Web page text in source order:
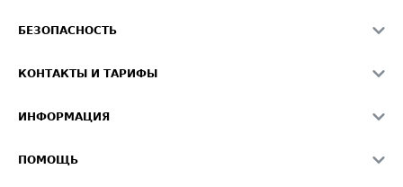
Звезды ATI.SU на вашем сайте
Средние ставки
БЕЗОПАСНОСТЬ
Светофор+
О формировании Паспорта
КОНТАКТЫ И ТАРИФЫ
Реклама на сайте
ИНФОРМАЦИЯ
ПОМОЩЬ